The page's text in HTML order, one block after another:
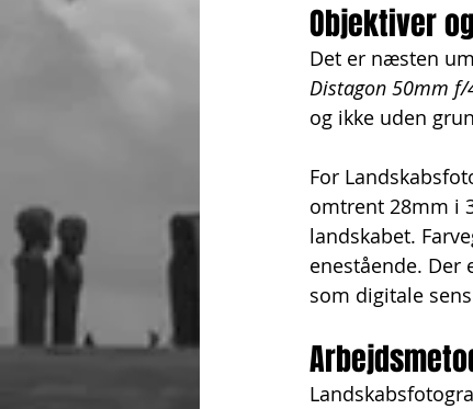
Objektiver
Det er næsten
Distagon 50mm f/
og ikke uden
For
omtrent 28mm i
landskabet.
enestående. Der
som digitale